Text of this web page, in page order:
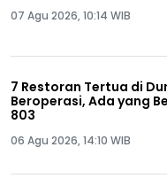
07 Agu 2026, 10:14 WIB
7 Restoran Tertua di
Beroperasi, Ada yang
803
06 Agu 2026, 14:10 WIB